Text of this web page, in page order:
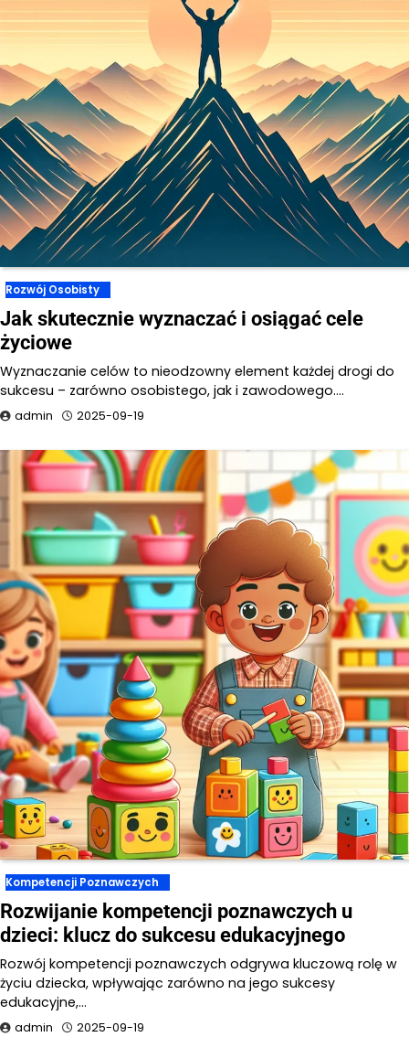
Rozwój Osobisty
Jak skutecznie wyznaczać i osiągać cele
życiowe
Wyznaczanie celów to nieodzowny element każdej drogi do
sukcesu – zarówno osobistego, jak i zawodowego.…
admin 2025-09-19
Kompetencji Poznawczych
Rozwijanie kompetencji poznawczych u
dzieci: klucz do sukcesu edukacyjnego
Rozwój kompetencji poznawczych odgrywa kluczową rolę w
życiu dziecka, wpływając zarówno na jego sukcesy
edukacyjne,…
admin 2025-09-19